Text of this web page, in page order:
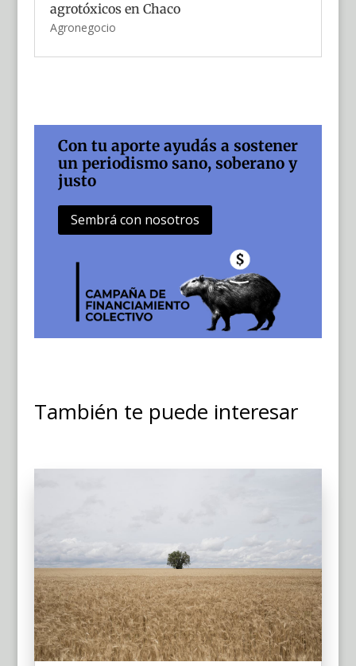
agrotóxicos en Chaco
Agronegocio
Con tu aporte ayudás a sostener
un periodismo sano, soberano y
justo
Sembrá con nosotros
También te puede interesar